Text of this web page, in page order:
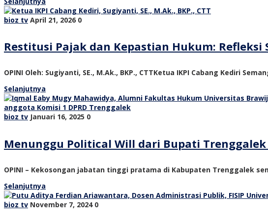
bioz tv April 21, 2026 0
Restitusi Pajak dan Kepastian Hukum:
OPINI Oleh: Sugiyanti, SE., M.Ak., BKP., CTTKetua IKPI Cabang Kediri
Selanjutnya
bioz tv Januari 16, 2025 0
Menunggu Political Will dari Bupati
OPINI – Kekosongan jabatan tinggi pratama di Kabupaten Trenggalek
Selanjutnya
bioz tv November 7, 2024 0